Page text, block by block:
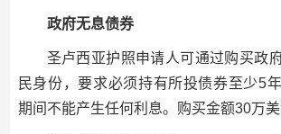
政府无息债券
圣卢西亚护照申请人可通过购买政
民身份，要求必须持有所投债券至少5
期间不能产生任何利息。购买金额30万美